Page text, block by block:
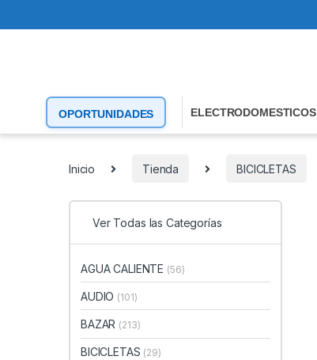
OPORTUNIDADES ELECTRODOMESTICOS
Inicio Tienda BICICLETAS
Ver Todas las Categorías
AGUA CALIENTE (56)
AUDIO (101)
BAZAR (213)
BICICLETAS (29)